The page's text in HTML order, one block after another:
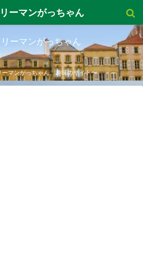
ーマンがっちゃん
ーマンがっちゃん、趣味のサイト〜
ーマンがっちゃん